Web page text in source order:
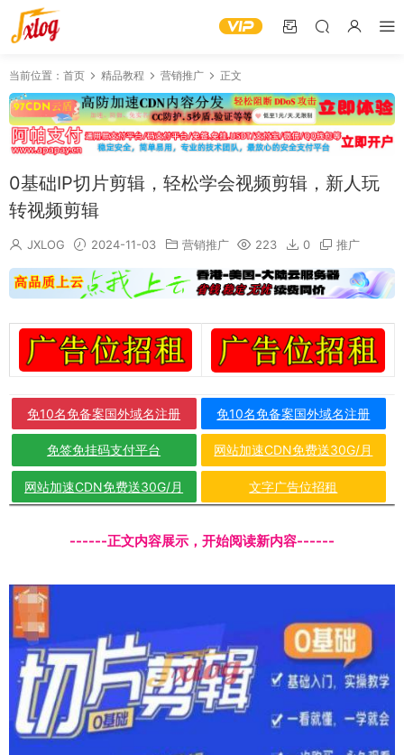
当前位置： 首页 精品教程 营销推广 正文
0基础IP切片剪辑，轻松学会视频剪辑，新人玩
转视频剪辑
JXLOG 2024-11-03 营销推广 223 0 推广
免10名免备案国外域名注册 免10名免备案国外域名注册
免签免挂码支付平台 网站加速CDN免费送30G/月
网站加速CDN免费送30G/月 文字广告位招租
------正文内容展示，开始阅读新内容------